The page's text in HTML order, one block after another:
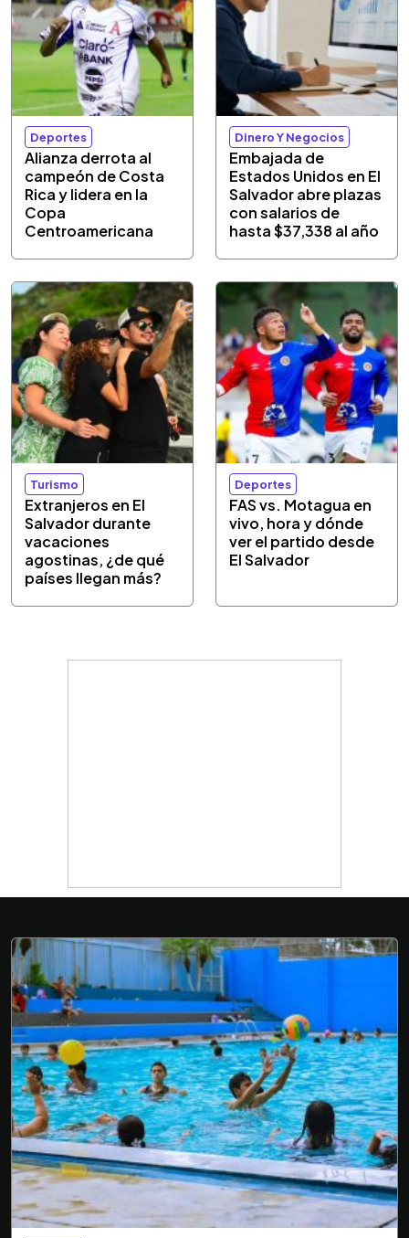
Deportes
Alianza derrota al
campeón de Costa
Rica y lidera en la
Copa
Centroamericana
Dinero Y Negocios
Embajada de
Estados Unidos en El
Salvador abre plazas
con salarios de
hasta $37,338 al año
Turismo
Extranjeros en El
Salvador durante
vacaciones
agostinas, ¿de qué
países llegan más?
Deportes
FAS vs. Motagua en
vivo, hora y dónde
ver el partido desde
El Salvador